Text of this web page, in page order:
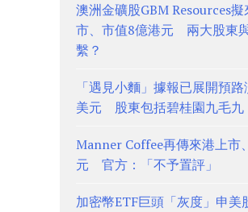
澳洲金礦股GBM Resources
市、市值8億港元 兩大股東
繫？
「遇見小麵」據報已展開預
美元 股東包括碧桂園九毛九
Manner Coffee再傳來港上市
元 官方：「不予置評」
加密幣ETF巨頭「灰度」申美